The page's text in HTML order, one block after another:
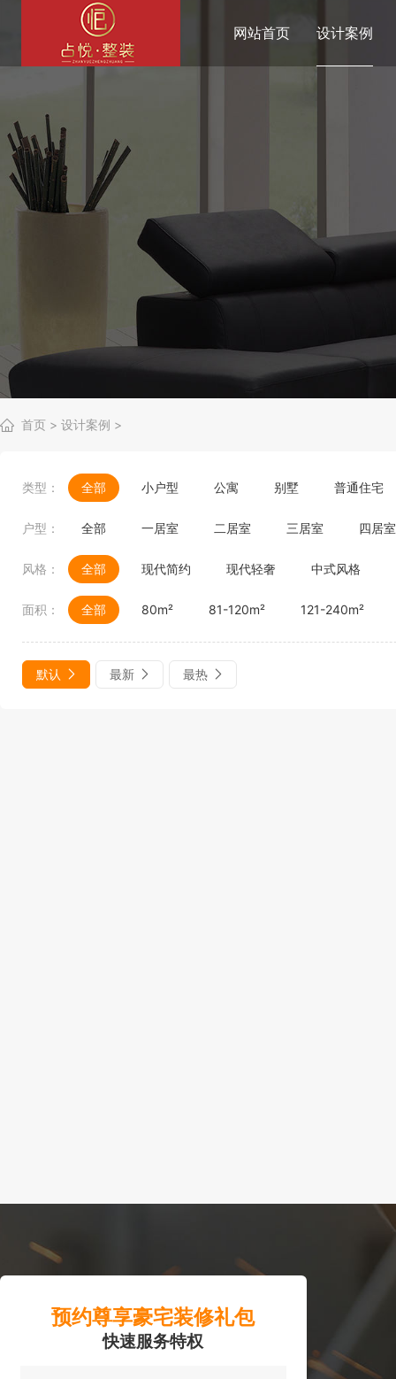
网站首页 设计案例
首页 > 设计案例 >
类型： 全部 小户型 公寓 别墅 普通住宅
户型： 全部 一居室 二居室 三居室 四居室
风格： 全部 现代简约 现代轻奢 中式风格
面积： 全部 80m² 81-120m² 121-240m²
默认 最新 最热
预约尊享豪宅装修礼包
快速服务特权